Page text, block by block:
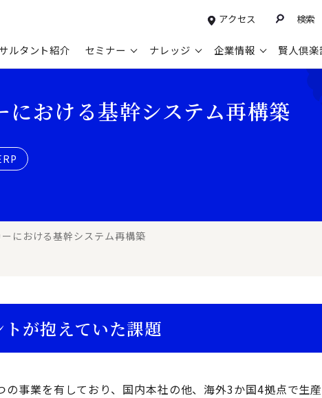
アクセス 検索
ルタント紹介 セミナー ナレッジ 企業情報 賢人倶楽
コンサルティングサービスTOP
新規事業開発・ビジネスモデル変革
セミナー情報TOP
申込み受付中のセミナー
最新ソリューションTOP
経営全般
広報・CSR
企業情報TOP
会社概要
経営諮問委員紹介
お知らせTOP
ニュース
における基幹システム再構築
における基幹システム再構築
トが抱えていた課題
の事業を有しており、国内本社の他、海外3か国4拠点で生